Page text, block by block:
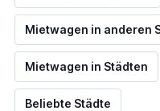
Mietwagen in anderen
Mietwagen in Städten
Beliebte Städte